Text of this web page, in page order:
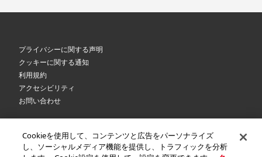
プライバシーに関する声明
クッキーに関する通知
利用規約
アクセシビリティ
お問い合わせ
2026 Royal Canin SAS. All rights reserved. An Affiliate of Mars, Incorporated.
Cookieを使用して、コンテンツと広告をパーソナライズ
し、ソーシャルメディア機能を提供し、トラフィックを分析